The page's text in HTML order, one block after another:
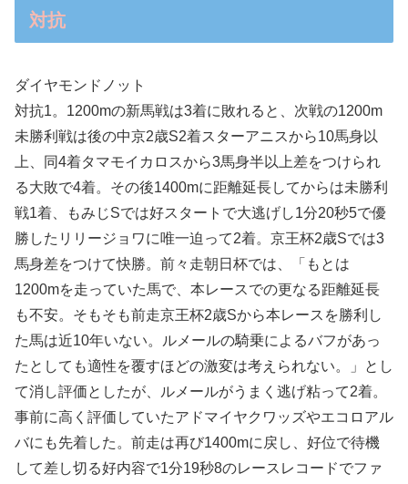
対抗
ダイヤモンドノット
対抗1。1200mの新馬戦は3着に敗れると、次戦の1200m
未勝利戦は後の中京2歳S2着スターアニスから10馬身以
上、同4着タマモイカロスから3馬身半以上差をつけられ
る大敗で4着。その後1400mに距離延長してからは未勝利
戦1着、もみじSでは好スタートで大逃げし1分20秒5で優
勝したリリージョワに唯一迫って2着。京王杯2歳Sでは3
馬身差をつけて快勝。前々走朝日杯では、「もとは
1200mを走っていた馬で、本レースでの更なる距離延長
も不安。そもそも前走京王杯2歳Sから本レースを勝利し
た馬は近10年いない。ルメールの騎乗によるバフがあっ
たとしても適性を覆すほどの激変は考えられない。」とし
て消し評価としたが、ルメールがうまく逃げ粘って2着。
事前に高く評価していたアドマイヤクワッズやエコロアル
バにも先着した。前走は再び1400mに戻し、好位で待機
して差し切る好内容で1分19秒8のレースレコードでファ